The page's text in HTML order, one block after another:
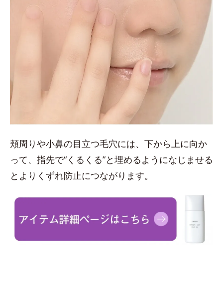
頬周りや小鼻の目立つ毛穴には、下から上に向か
って、指先で“くるくる”と埋めるようになじませる
とよりくずれ防止につながります。